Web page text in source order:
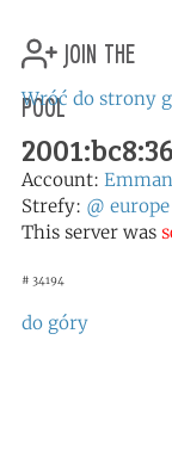
join the
pool
Wróć do strony
Account:
Strefy: @ europe
This server was
# 34194
do góry